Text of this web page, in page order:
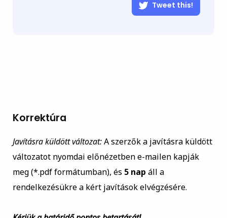
Tweet this!
Korrektúra
Javításra küldött változat:A szerzők a javításra küldött
változatot nyomdai előnézetben e-mailen kapják
meg (*.pdf formátumban), és 5 nap áll a
rendelkezésükre a kért javítások elvégzésére.